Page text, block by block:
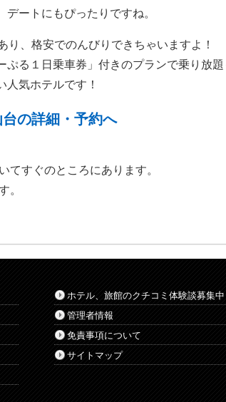
ートにもぴったりですね。
り、格安でのんびりできちゃいますよ！
ぷる１日乗車券」付きのプランで乗り放題
人気ホテルです！
の詳細・予約へ
てすぐのところにあります。
。
ホテル、旅館のクチコミ体験談募集中
管理者情報
免責事項について
サイトマップ